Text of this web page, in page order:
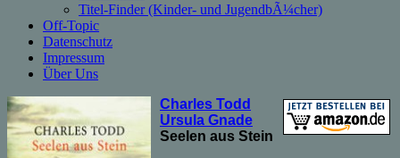
Titel-Finder (Kinder- und JugendbÃ¼cher)
Off-Topic
Datenschutz
Impressum
Über Uns
Charles Todd
Ursula Gnade
Seelen aus Stein